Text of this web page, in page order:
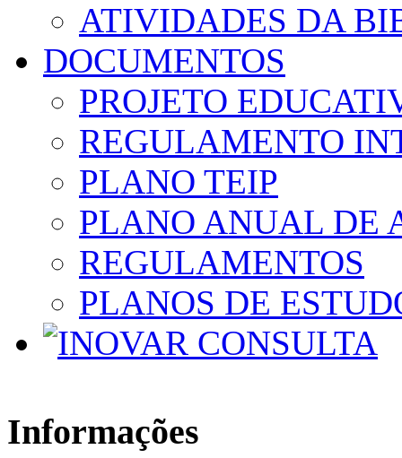
ATIVIDADES DA
DOCUMENTOS
PROJETO
REGULAMENTO
PLANO TEIP
PLANO ANUAL DE
REGULAMENTOS
PLANOS DE
Informações